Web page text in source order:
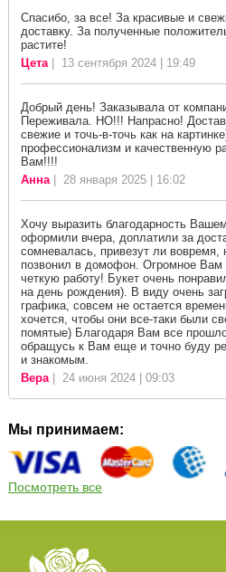
Спасибо, за все! За красивые и
доставку. За полученные
растите!
Цета| 13 сентября 2024 | 19:49
Добрый день! Заказывала от
Переживала. НО!!! Напрасно!
свежие и точь-в-точь как на
профессионализм и качественную
Вам!!!!
Анна| 28 января 2025 | 16:02
Хочу выразить благодарность
оформили вчера, доплатили за
сомневалась, привезут ли вовремя,
позвонил в домофон. Огромное Вам
четкую работу! Букет очень
на день рождения). В виду очень
графика, совсем не остается
хочется, чтобы они все-таки были
помятые) Благодаря Вам все
обращусь к Вам еще и точно буду
и знакомым.
Вера| 24 июня 2024 | 09:03
Мы принимаем:
Посмотреть все